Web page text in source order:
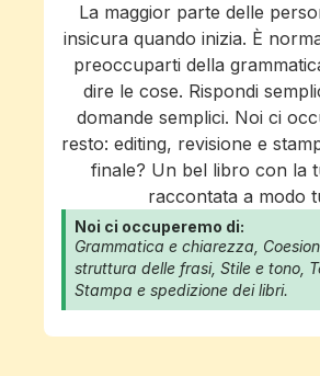
La maggior parte delle
insicura quando inizia. È
preoccuparti della
dire le cose. Rispondi
domande semplici. Noi ci
resto: editing, revisione e
finale? Un bel libro con la
raccontata a modo
Noi ci occuperemo di:
Grammatica e chiarezza,
struttura delle frasi, Stile e tono,
Stampa e spedizione dei libri.